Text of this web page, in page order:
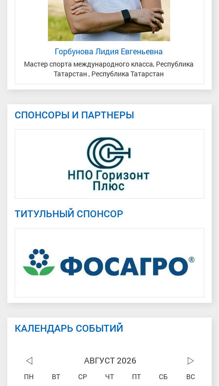
Горбунова Лидия Евгеньевна
Мастер спорта международного класса, Республика
Татарстан , Республика Татарстан
СПОНСОРЫ И ПАРТНЕРЫ
ТИТУЛЬНЫЙ СПОНСОР
КАЛЕНДАРЬ СОБЫТИЙ
АВГУСТ 2026
ПН ВТ СР ЧТ ПТ СБ
ВС